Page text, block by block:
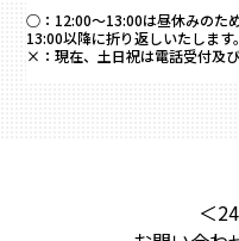
○： 12:00～13:00は昼休みのた
13:00以降に折り返しいたします。
×： 現在、土日祝は電話受付及
＜